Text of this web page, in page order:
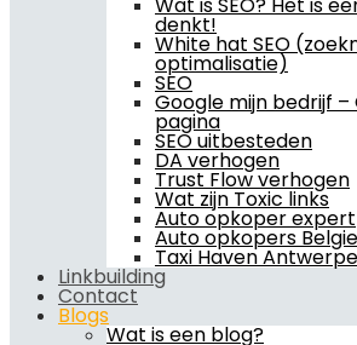
denkt!
White hat SEO
optimalisatie)
SEO
Google mijn bedrijf –
pagina
SEO uitbesteden
DA verhogen
Trust Flow verhogen
Wat zijn Toxic links
Auto opkoper expert
Auto opkopers Belgie
Taxi Haven
Linkbuilding
Contact
Blogs
Wat is een blog?